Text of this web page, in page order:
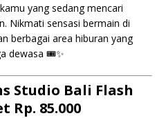
yang sedang mencari
Nikmati sensasi bermain di
berbagai area hiburan yang
dewasa 🎟️✨
Studio Bali Flash
Rp. 85.000